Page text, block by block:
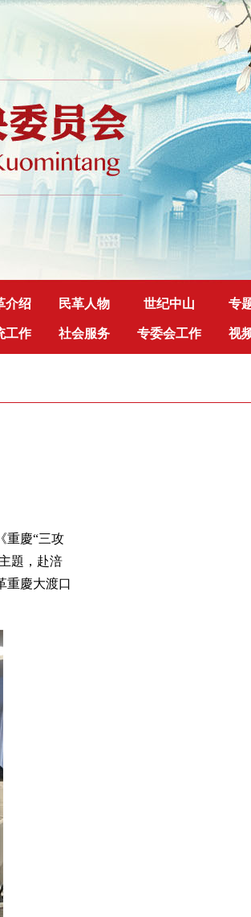
介绍 民革人物 世纪中山 专
工作 社会服务 专委会工作 视
重慶“三攻
題，赴涪
重慶大渡口